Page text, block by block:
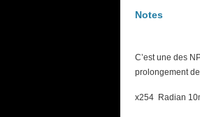
Notes
C’est une des
prolongement
x254 Radian